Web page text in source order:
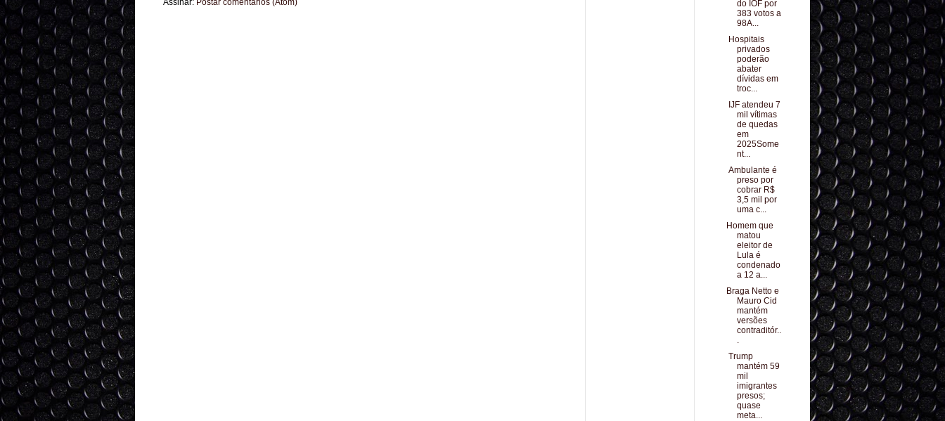
Assinar: Postar comentários (Atom)
do IOF por
383 votos a
98A...
Hospitais
privados
poderão
abater
dívidas em
troc...
IJF atendeu 7
mil vítimas
de quedas
em
2025Some
nt...
Ambulante é
preso por
cobrar R$
3,5 mil por
uma c...
Homem que
matou
eleitor de
Lula é
condenado
a 12 a...
Braga Netto e
Mauro Cid
mantém
versões
contraditór..
.
Trump
mantém 59
mil
imigrantes
presos;
quase
meta...